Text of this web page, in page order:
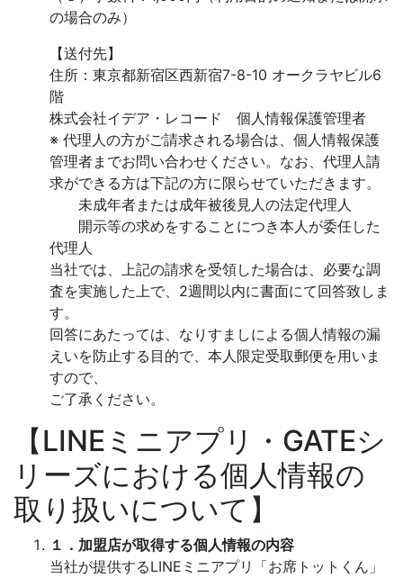
の場合のみ）
【送付先】
住所：東京都新宿区西新宿7-8-10 オークラヤビル6
階
株式会社イデア・レコード 個人情報保護管理者
※ 代理人の方がご請求される場合は、個人情報保護
管理者までお問い合わせください。なお、代理人請
求ができる方は下記の方に限らせていただきます。
未成年者または成年被後見人の法定代理人
開示等の求めをすることにつき本人が委任した
代理人
当社では、上記の請求を受領した場合は、必要な調
査を実施した上で、2週間以内に書面にて回答致しま
す。
回答にあたっては、なりすましによる個人情報の漏
えいを防止する目的で、本人限定受取郵便を用いま
すので、
ご了承ください。
【LINEミニアプリ・GATEシ
リーズにおける個人情報の
取り扱いについて】
１．加盟店が取得する個人情報の内容
当社が提供するLINEミニアプリ「お席トットくん」